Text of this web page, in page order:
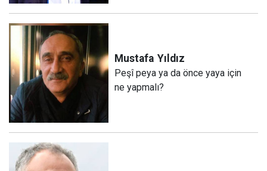
Mustafa Yıldız
Peşî peya ya da önce yaya için
ne yapmalı?